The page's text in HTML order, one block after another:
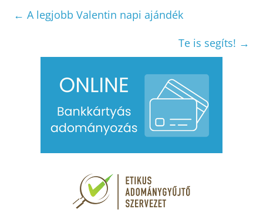
← A legjobb Valentin napi ajándék
Te is segíts! →